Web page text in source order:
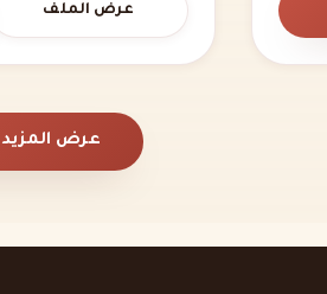
عرض الملف
عرض